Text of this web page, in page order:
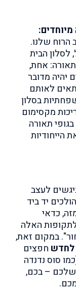
שלנו.
הבית
של תאורה: אחת,
יהיה מדובר
לאותם
בסלון
מקסימום
תאורה
הייחודיות
לעצב
יד ביד
כדאי
האלה
במקום זאת,
לחדש חפצים
סוס נדנדה
– בכם,